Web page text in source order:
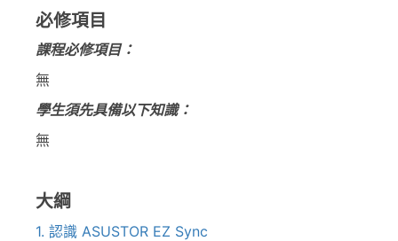
必修項目
課程必修項目：
無
學生須先具備以下知識：
無
大綱
1. 認識 ASUSTOR EZ Sync